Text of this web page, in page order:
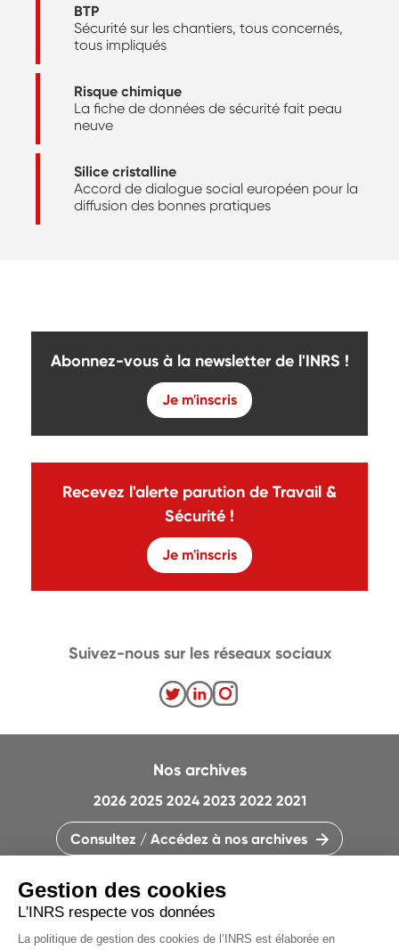
BTP
Sécurité sur les chantiers, tous concernés,
tous impliqués
Risque chimique
La fiche de données de sécurité fait peau
neuve
Silice cristalline
Accord de dialogue social européen pour la
diffusion des bonnes pratiques
Abonnez-vous à la newsletter de l'INRS !
Je m'inscris
Recevez l'alerte parution de Travail &
Sécurité !
Je m'inscris
CONTACTEZ LA RÉDACTION
Nos archives
2026 2025 2024 2023 2022 2021
Consultez / Accédez à nos archives
Suivez-nous sur les réseaux sociaux